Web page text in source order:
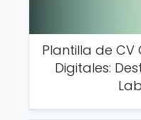
Plantilla de CV
Digitales: